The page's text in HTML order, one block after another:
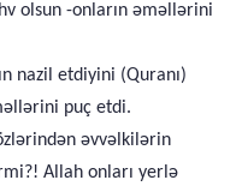
olsun -onların əməllərini
nazil etdiyini (Quranı)
puç etdi.
əvvəlkilərin
Allah onları yerlə